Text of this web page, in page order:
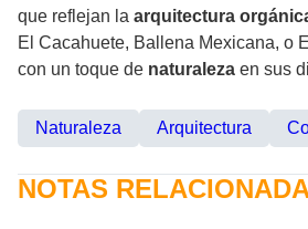
que reflejan la arquitectura
El Cacahuete, Ballena Mexicana, o
con un toque de naturaleza en sus
Naturaleza Arquitectura
NOTAS